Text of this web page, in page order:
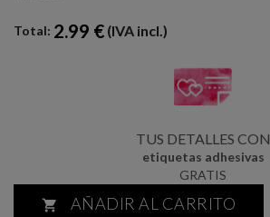
Total: 2.99 € (IVA incl.)
TUS DETALLES CON
etiquetas adhesivas
GRATIS
 AÑADIR AL CARRITO